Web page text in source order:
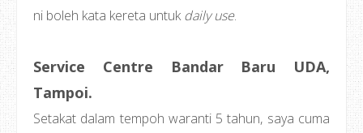
ni boleh kata kereta untukdaily use.
Service Centre Bandar Baru UDA,
Tampoi.
Setakat dalam tempoh waranti 5 tahun, saya cuma